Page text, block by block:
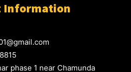
Information
phase 1 near Chamunda